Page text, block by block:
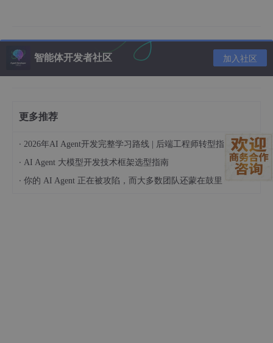
智能体开发者社区 加入社区
更多推荐
· 2026年AI Agent开发完整学习路线 | 后端工程师转型指南 | 从零到手搓生产级多Agent系统
· AI Agent 大模型开发技术框架选型指南
· 你的 AI Agent 正在被攻陷，而大多数团队还蒙在鼓里